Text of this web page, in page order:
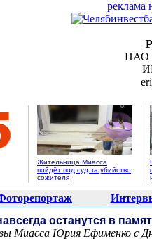
реклама
ПАО
Жительница Миасса
пойдёт под суд за убийство
сожителя
останутся в
Миасса Юрия Ефименко с